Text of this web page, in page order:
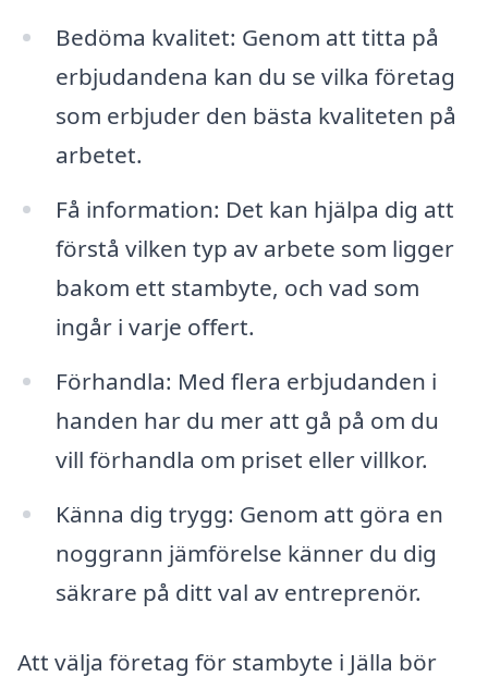
Bedöma kvalitet: Genom att titta på
erbjudandena kan du se vilka företag
som erbjuder den bästa kvaliteten på
arbetet.
Få information: Det kan hjälpa dig att
förstå vilken typ av arbete som ligger
bakom ett stambyte, och vad som
ingår i varje offert.
Förhandla: Med flera erbjudanden i
handen har du mer att gå på om du
vill förhandla om priset eller villkor.
Känna dig trygg: Genom att göra en
noggrann jämförelse känner du dig
säkrare på ditt val av entreprenör.
Att välja företag för stambyte i Jälla bör